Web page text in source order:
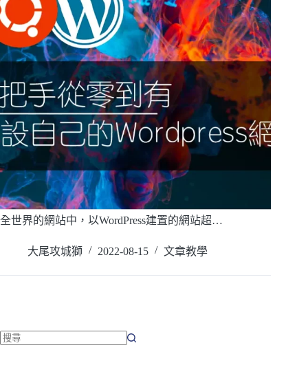
全世界的網站中，以WordPress建置的網站超…
大尾攻城獅 2022-08-15 文章教學